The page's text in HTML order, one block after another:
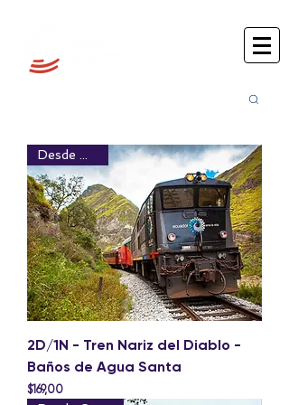
2D/1N - Tren Nariz del Diablo -
Baños de Agua Santa
Precio
$169,00